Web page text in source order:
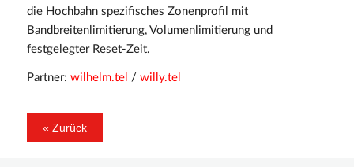
die Hochbahn spezifisches Zonenprofil mit
Bandbreitenlimitierung, Volumenlimitierung und
festgelegter Reset-Zeit.
Partner: wilhelm.tel / willy.tel